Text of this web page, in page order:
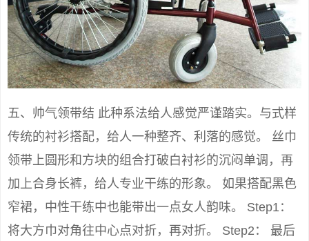
五、帅气领带结 此种系法给人感觉严谨踏实。与式样
传统的衬衫搭配，给人一种整齐、利落的感觉。 丝巾
领带上圆形和方块的组合打破白衬衫的沉闷单调，再
加上合身长裤，给人专业干练的形象。 如果搭配黑色
窄裙，中性干练中也能带出一点女人韵味。 Step1：
将大方巾对角往中心点对折，再对折。 Step2： 最后